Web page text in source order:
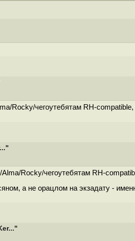
Rocky/чегоутебятам RH-
Rocky/чегоутебятам RH-
а не орацлом на экзадату -